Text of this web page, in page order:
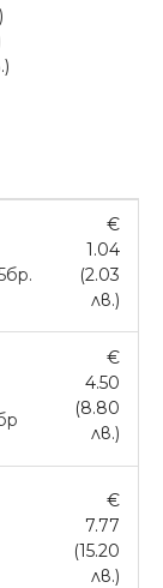
€
1.04
(2.03
лв.)
€
4.50
(8.80
лв.)
€
7.77
(15.20
лв.)